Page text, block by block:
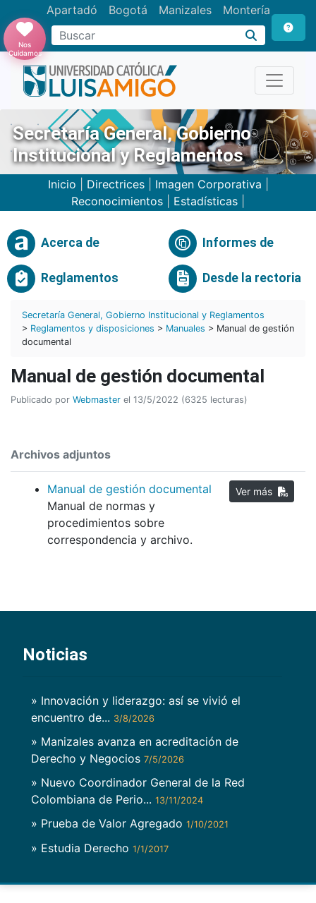
Apartadó Bogotá Manizales Montería
Buscar
Nos
Cuidamos
Secretaría General, Gobierno
Institucional y Reglamentos
Inicio Directrices| Imagen Corporativa
Reconocimientos
Estadísticas
Acerca de Informes de
Reglamentos Desde la rectoria
Secretaría General, Gobierno Institucional y Reglamentos
> Reglamentos y disposiciones > Manuales > Manual de gestión
documental
Manual de gestión documental
Publicado por Webmaster el 13/5/2022 (6325 lecturas)
Archivos adjuntos
Manual de gestión documental
Manual de normas y
procedimientos sobre
correspondencia y archivo.
Noticias
» Innovación y liderazgo: así se vivió el
encuentro de... 3/8/2026
» Manizales avanza en acreditación de
Derecho y Negocios 7/5/2026
» Nuevo Coordinador General de la Red
Colombiana de Perio... 13/11/2024
» Prueba de Valor Agregado 1/10/2021
» Estudia Derecho 1/1/2017